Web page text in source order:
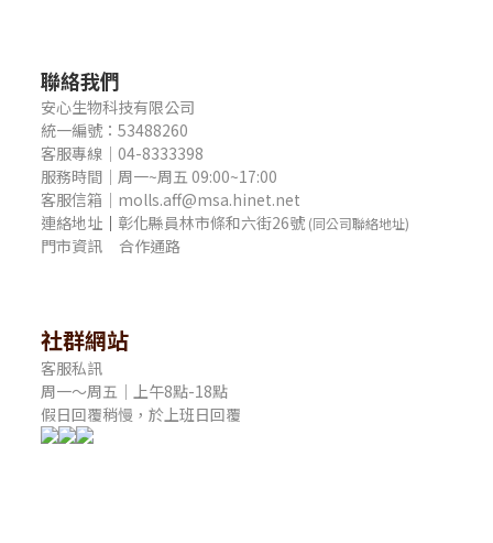
聯絡我們
安心生物科技有限公司
統一編號：53488260
客服專線｜04-8333398
服務時間｜周一~周五 09:00~17:00
客服信箱｜molls.aff@msa.hinet.net
連絡地址 ｜ 彰化縣員林市條和六街26號 (同公司聯絡地址)
門市資訊 合作通路
社群網站
客服私訊
周一～周五｜上午8點-18點
假日回覆稍慢，於上班日回覆